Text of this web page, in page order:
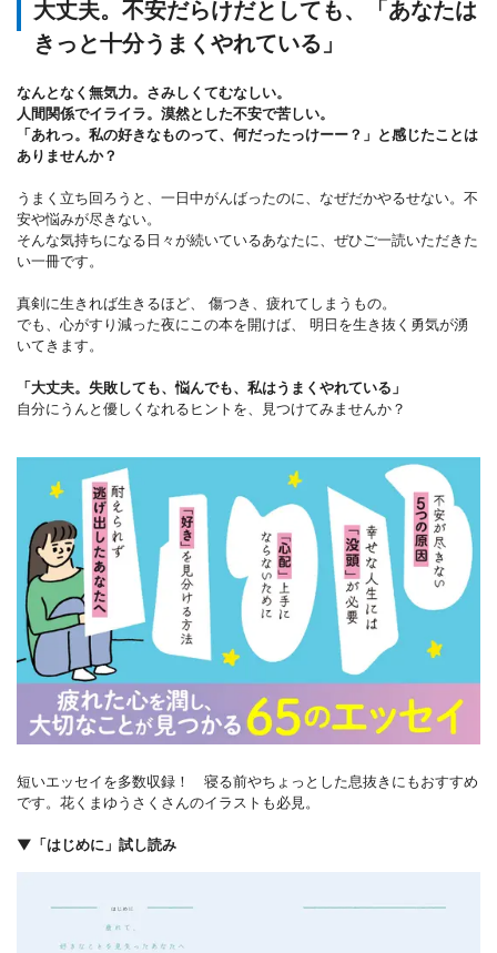
大丈夫。不安だらけだとしても、「あなたは
きっと十分うまくやれている」
なんとなく無気力。さみしくてむなしい。
人間関係でイライラ。漠然とした不安で苦しい。
「あれっ。私の好きなものって、何だったっけーー？」と感じたことは
ありませんか？
うまく立ち回ろうと、一日中がんばったのに、なぜだかやるせない。不
安や悩みが尽きない。
そんな気持ちになる日々が続いているあなたに、ぜひご一読いただきた
い一冊です。
真剣に生きれば生きるほど、 傷つき、疲れてしまうもの。
でも、心がすり減った夜にこの本を開けば、 明日を生き抜く勇気が湧
いてきます。
「大丈夫。失敗しても、悩んでも、私はうまくやれている」
自分にうんと優しくなれるヒントを、見つけてみませんか？
短いエッセイを多数収録！ 寝る前やちょっとした息抜きにもおすすめ
です。花くまゆうさくさんのイラストも必見。
▼「はじめに」試し読み